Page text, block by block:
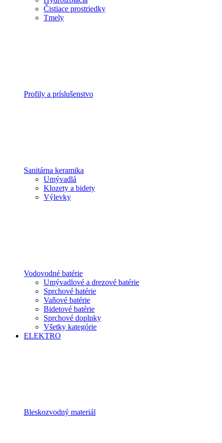
Čistiace prostriedky
Tmely
Profily a príslušenstvo
Sanitárna keramika
Umývadlá
Klozety a bidety
Výlevky
Vodovodné batérie
Umývadlové a drezové batérie
Sprchové batérie
Vaňové batérie
Bidetové batérie
Sprchové doplnky
Všetky kategórie
ELEKTRO
Bleskozvodný materiál